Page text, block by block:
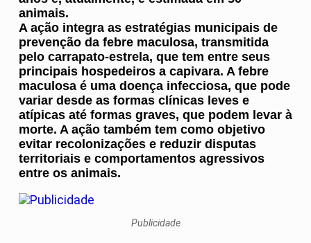
animais.
A ação integra as estratégias municipais de
prevenção da febre maculosa, transmitida
pelo carrapato-estrela, que tem entre seus
principais hospedeiros a capivara. A febre
maculosa é uma doença infecciosa, que pode
variar desde as formas clínicas leves e
atípicas até formas graves, que podem levar à
morte. A ação também tem como objetivo
evitar recolonizações e reduzir disputas
territoriais e comportamentos agressivos
entre os animais.
Publicidade